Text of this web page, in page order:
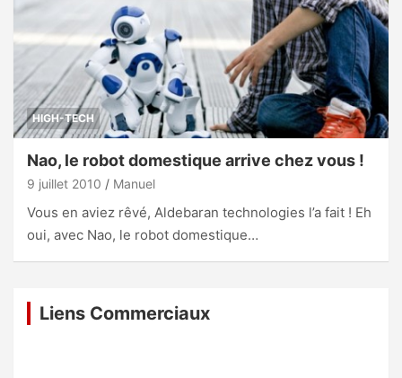
HIGH-TECH
Nao, le robot domestique arrive chez vous !
9 juillet 2010 Manuel
Vous en aviez rêvé, Aldebaran technologies l’a fait ! Eh
oui, avec Nao, le robot domestique…
Liens Commerciaux